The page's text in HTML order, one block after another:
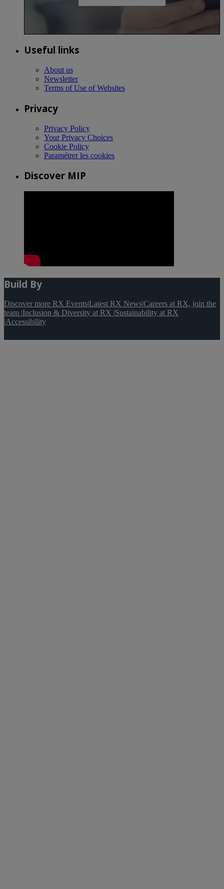
Useful links
About us
Newsletter
Terms of Use of Websites
Privacy
Privacy Policy
Your Privacy Choices
Cookie Policy
Paramétrer les cookies
Discover MIP
Build By
Discover more RX Events|Latest RX News|Careers at RX, join the
team |Inclusion & Diversity at RX |Sustainability at RX
|Accessibility